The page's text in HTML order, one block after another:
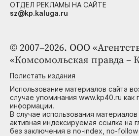
© 2007–2026. ООО
«Комсомольская правда –
Полистать издания
Использование материалов сайта
случае упоминания www.kp40.ru как
информации.
В случае использования материалов
активная индексируемая ссылка на
без заключения в no-index, no-follow
ОТДЕЛ РЕКЛАМЫ НА САЙТЕ
sz@kp.kaluga.ru